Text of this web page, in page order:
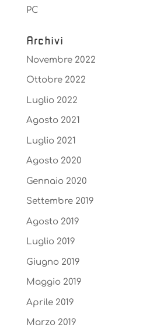
PC
Archivi
Novembre 2022
Ottobre 2022
Luglio 2022
Agosto 2021
Luglio 2021
Agosto 2020
Gennaio 2020
Settembre 2019
Agosto 2019
Luglio 2019
Giugno 2019
Maggio 2019
Aprile 2019
Marzo 2019